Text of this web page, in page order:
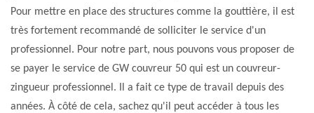
Pour mettre en place des structures comme la gouttière, il est
très fortement recommandé de solliciter le service d'un
professionnel. Pour notre part, nous pouvons vous proposer de
se payer le service de GW couvreur 50 qui est un couvreur-
zingueur professionnel. Il a fait ce type de travail depuis des
années. À côté de cela, sachez qu'il peut accéder à tous les